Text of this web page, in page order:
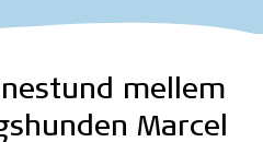
mellem
Marcel